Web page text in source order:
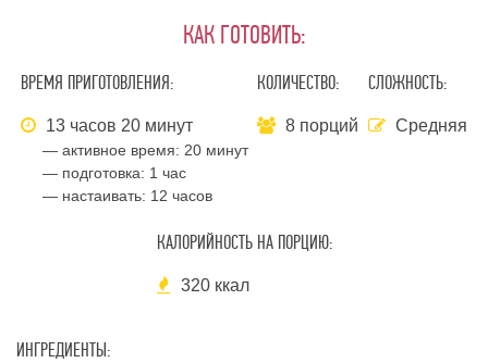
КАК ГОТОВИТЬ:
ВРЕМЯ ПРИГОТОВЛЕНИЯ:
13 часов 20 минут
— активное время: 20 минут
— подготовка: 1 час
— настаивать: 12 часов
КОЛИЧЕСТВО:
8 порций
СЛОЖНОСТЬ:
Средняя
КАЛОРИЙНОСТЬ НА ПОРЦИЮ:
320 ккал
ИНГРЕДИЕНТЫ: